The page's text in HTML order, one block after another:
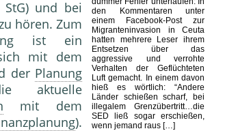
und bei
hören. Zum
ist ein
mit dem
der Planung
aktuelle
mit dem
).
den Kommentaren unter
einem Facebook-Post zur
Migranteninvasion in Ceuta
hatten mehrere Leser ihrem
Entsetzen über das
aggressive und verrohte
Verhalten der Geflüchteten
Luft gemacht. In einem davon
hieß es wörtlich: “Andere
Länder schießen scharf, bei
illegalem Grenzübertritt…die
SED ließ sogar erschießen,
wenn jemand raus […]